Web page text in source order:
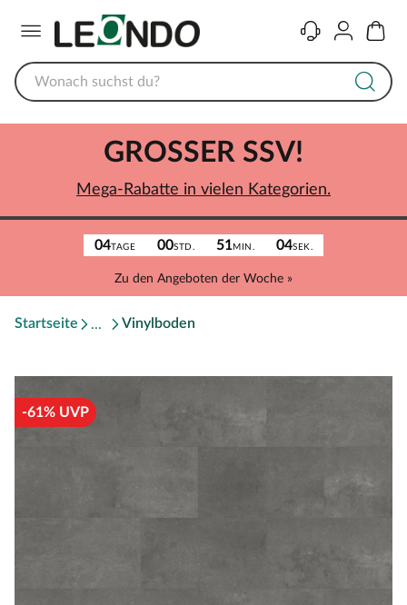
KontaktKonto
04TAGE 00STD. 51MIN. 04SEK.
Zu den Angeboten der Woche »
GROSSER SSV!
Mega-Rabatte in vielen Kategorien.
Startseite Vinylboden
-61% UVP